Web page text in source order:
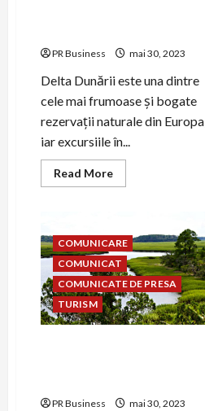
PR Business mai 30, 2023
Delta Dunării este una dintre
cele mai frumoase și bogate
rezervații naturale din Europa,
iar excursiile în...
Read MoreRead
more
Cazare
Delta
Dunarii
COMUNICARE
COMUNICAT
COMUNICATE DE PRESA
TURISM
PR Business mai 30, 2023